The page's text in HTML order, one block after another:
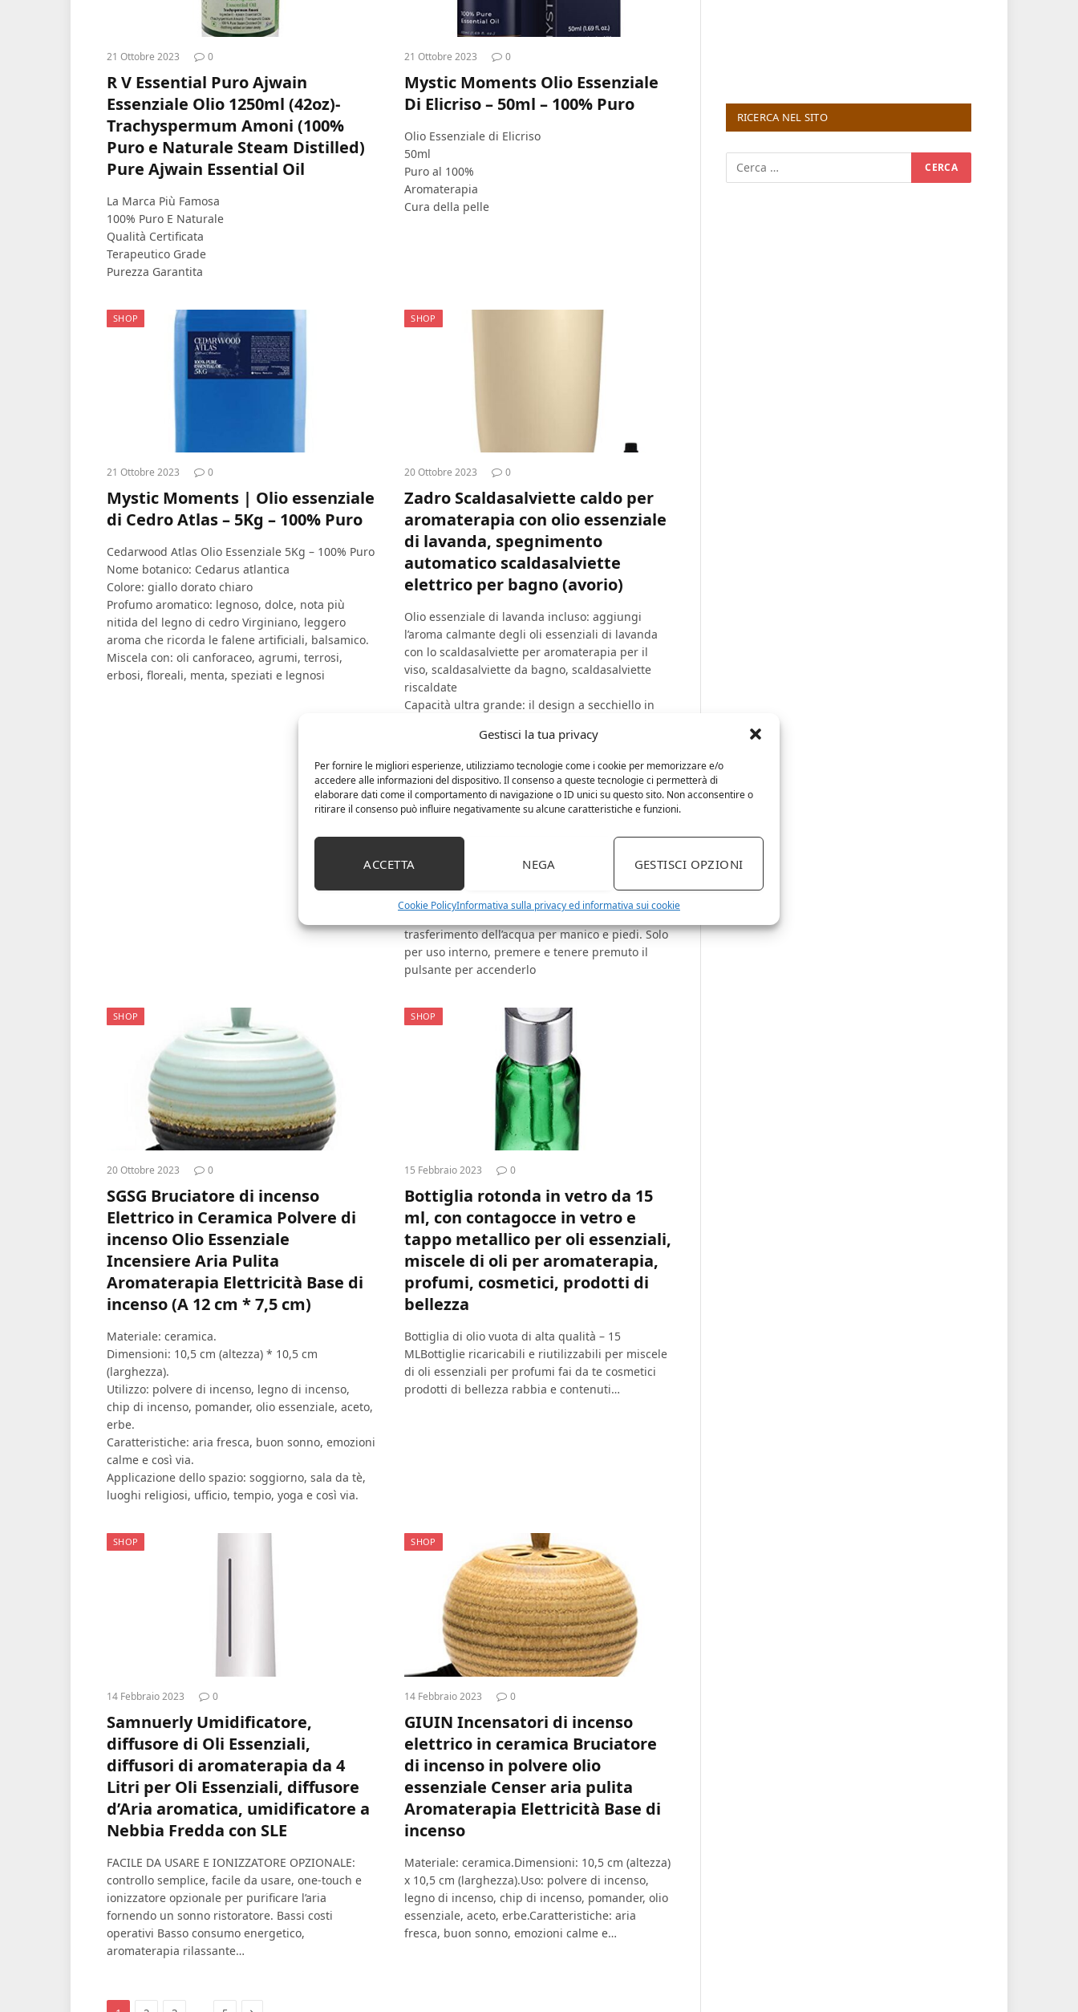
Gestisci la tua privacy
Per fornire le migliori esperienze, utilizziamo tecnologie come i cookie per memorizzare e/o
accedere alle informazioni del dispositivo. Il consenso a queste tecnologie ci permetterà di
elaborare dati come il comportamento di navigazione o ID unici su questo sito. Non acconsentire o
ritirare il consenso può influire negativamente su alcune caratteristiche e funzioni.
ACCETTA NEGA GESTISCI OPZIONI
Cookie PolicyInformativa sulla privacy ed informativa sui cookie
21 Ottobre 2023 0
R V Essential Puro Ajwain
Essenziale Olio 1250ml (42oz)-
Trachyspermum Amoni (100%
Puro e Naturale Steam Distilled)
Pure Ajwain Essential Oil
La Marca Più Famosa
100% Puro E Naturale
Qualità Certificata
Terapeutico Grade
Purezza Garantita
21 Ottobre 2023 0
Mystic Moments Olio Essenziale
Di Elicriso – 50ml – 100% Puro
Olio Essenziale di Elicriso
50ml
Puro al 100%
Aromaterapia
Cura della pelle
SHOP
21 Ottobre 2023 0
Mystic Moments | Olio essenziale
di Cedro Atlas – 5Kg – 100% Puro
Cedarwood Atlas Olio Essenziale 5Kg – 100% Puro
Nome botanico: Cedarus atlantica
Colore: giallo dorato chiaro
Profumo aromatico: legnoso, dolce, nota più
nitida del legno di cedro Virginiano, leggero
aroma che ricorda le falene artificiali, balsamico.
Miscela con: oli canforaceo, agrumi, terrosi,
erbosi, floreali, menta, speziati e legnosi
SHOP
20 Ottobre 2023 0
Zadro Scaldasalviette caldo per
aromaterapia con olio essenziale
di lavanda, spegnimento
automatico scaldasalviette
elettrico per bagno (avorio)
Olio essenziale di lavanda incluso: aggiungi
l’aroma calmante degli oli essenziali di lavanda
con lo scaldasalviette per aromaterapia per il
viso, scaldasalviette da bagno, scaldasalviette
riscaldate
Capacità ultra grande: il design a secchiello in
due asciugamani da bagno oversize da 100 x 170
cm, accappatoi, coperta, pigiama e altro ancora
4 impostazioni del timer: avere sempre
asciugamani caldi pronti utilizzando il timer
integrato per riscaldare gli asciugamani per 15,
automaticamente
Conservazione dei cavi: il cavo integrato nella
alimentazione extra lungo quando non in uso
Materiali naturali: adesivo in bambù naturale per
trasferimento dell’acqua per manico e piedi. Solo
per uso interno, premere e tenere premuto il
pulsante per accenderlo
SHOP
20 Ottobre 2023 0
SGSG Bruciatore di incenso
Elettrico in Ceramica Polvere di
incenso Olio Essenziale
Incensiere Aria Pulita
Aromaterapia Elettricità Base di
incenso (A 12 cm * 7,5 cm)
Materiale: ceramica.
Dimensioni: 10,5 cm (altezza) * 10,5 cm
(larghezza).
Utilizzo: polvere di incenso, legno di incenso,
chip di incenso, pomander, olio essenziale, aceto,
erbe.
Caratteristiche: aria fresca, buon sonno, emozioni
calme e così via.
Applicazione dello spazio: soggiorno, sala da tè,
luoghi religiosi, ufficio, tempio, yoga e così via.
SHOP
15 Febbraio 2023 0
Bottiglia rotonda in vetro da 15
ml, con contagocce in vetro e
tappo metallico per oli essenziali,
miscele di oli per aromaterapia,
profumi, cosmetici, prodotti di
bellezza
Bottiglia di olio vuota di alta qualità – 15
MLBottiglie ricaricabili e riutilizzabili per miscele
di oli essenziali per profumi fai da te cosmetici
prodotti di bellezza rabbia e contenuti…
SHOP
14 Febbraio 2023 0
Samnuerly Umidificatore,
diffusore di Oli Essenziali,
diffusori di aromaterapia da 4
Litri per Oli Essenziali, diffusore
d’Aria aromatica, umidificatore a
Nebbia Fredda con SLE
FACILE DA USARE E IONIZZATORE OPZIONALE:
controllo semplice, facile da usare, one-touch e
ionizzatore opzionale per purificare l’aria
fornendo un sonno ristoratore. Bassi costi
operativi Basso consumo energetico,
aromaterapia rilassante…
SHOP
14 Febbraio 2023 0
GIUIN Incensatori di incenso
elettrico in ceramica Bruciatore
di incenso in polvere olio
essenziale Censer aria pulita
Aromaterapia Elettricità Base di
incenso
Materiale: ceramica.Dimensioni: 10,5 cm (altezza)
x 10,5 cm (larghezza).Uso: polvere di incenso,
legno di incenso, chip di incenso, pomander, olio
essenziale, aceto, erbe.Caratteristiche: aria
fresca, buon sonno, emozioni calme e…
RICERCA NEL SITO